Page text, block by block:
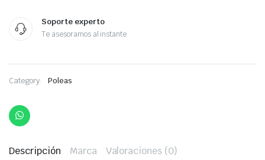
Soporte experto
Te asesoramos al instante
Category: Poleas
Descripción Marca Valoraciones (0)